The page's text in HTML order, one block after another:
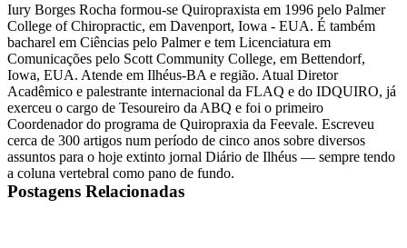
Iury Borges Rocha formou-se Quiropraxista em 1996 pelo Palmer
College of Chiropractic, em Davenport, Iowa - EUA. É também
bacharel em Ciências pelo Palmer e tem Licenciatura em
Comunicações pelo Scott Community College, em Bettendorf,
Iowa, EUA. Atende em Ilhéus-BA e região. Atual Diretor
Acadêmico e palestrante internacional da FLAQ e do IDQUIRO, já
exerceu o cargo de Tesoureiro da ABQ e foi o primeiro
Coordenador do programa de Quiropraxia da Feevale. Escreveu
cerca de 300 artigos num período de cinco anos sobre diversos
assuntos para o hoje extinto jornal Diário de Ilhéus — sempre tendo
a coluna vertebral como pano de fundo.
Postagens Relacionadas